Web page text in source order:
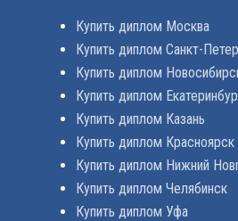
Купить диплом Москва
Купить диплом Санкт-
Купить диплом
Купить диплом
Купить диплом Казань
Купить диплом Красноярск
Купить диплом Нижний
Купить диплом Челябинск
Купить диплом Уфа